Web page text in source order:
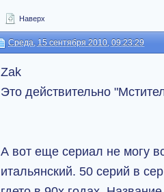
Наверх
Среда, 15 сентября 2010, 09:23:29
Zak
Это действительно
А вот еще сериал не могу
итальянский. 50 серий в